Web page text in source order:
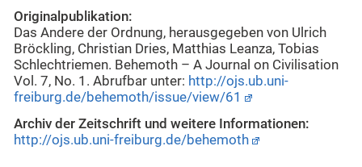
Originalpublikation:
Das Andere der Ordnung, herausgegeben von Ulrich
Bröckling, Christian Dries, Matthias Leanza, Tobias
Schlechtriemen. Behemoth – A Journal on Civilisation
Vol. 7, No. 1. Abrufbar unter: http://ojs.ub.uni-
freiburg.de/behemoth/issue/view/61
Archiv der Zeitschrift und weitere Informationen:
http://ojs.ub.uni-freiburg.de/behemoth